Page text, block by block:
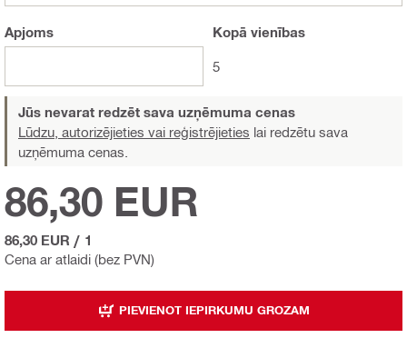
Apjoms Kopā vienības
5
Jūs nevarat redzēt sava uzņēmuma cenas
Lūdzu, autorizējieties vai reģistrējieties lai redzētu sava
uzņēmuma cenas.
Cena ar atlaidi (bez PVN)
86,30 EUR
86,30 EUR / 1
PIEVIENOT IEPIRKUMU GROZAM